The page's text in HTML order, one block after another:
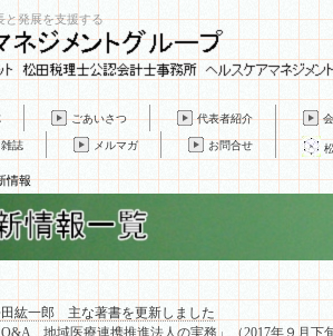
と発展を支援する
ごあいさつ 代表者紹介
誌 メルマガ お問合せ
情報
紘一郎 主な著書を更新しました
Q&A 地域医療連携推進法人の実務」（2017年９月下